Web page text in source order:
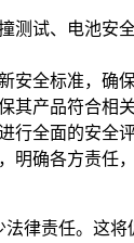
试、电池
全标准，确
产品符合相
全面的安全
确各方责
律责任。这